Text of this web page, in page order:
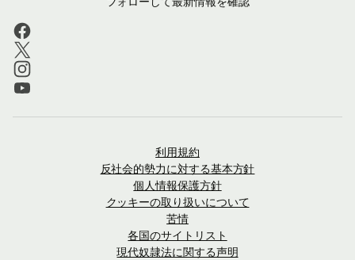
利用規約
反社会的勢力に対する基本方針
個人情報保護方針
クッキーの取り扱いについて
苦情
各国のサイトリスト
現代奴隷法に関する声明